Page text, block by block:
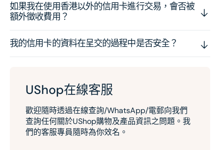
如果我在使用香港以外的信用卡進行交易，會否被
額外徵收費用？
我的信用卡的資料在呈交的過程中是否安全？
UShop在線客服
歡迎隨時透過在線查詢/WhatsApp/電郵向我們
查詢任何關於UShop購物及產品資訊之問題。我
們的客服專員隨時為你效名。